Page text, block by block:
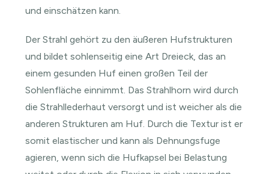
und einschätzen kann.
Der Strahl gehört zu den äußeren Hufstrukturen
und bildet sohlenseitig eine Art Dreieck, das an
einem gesunden Huf einen großen Teil der
Sohlenfläche einnimmt. Das Strahlhorn wird durch
die Strahllederhaut versorgt und ist weicher als die
anderen Strukturen am Huf. Durch die Textur ist er
somit elastischer und kann als Dehnungsfuge
agieren, wenn sich die Hufkapsel bei Belastung